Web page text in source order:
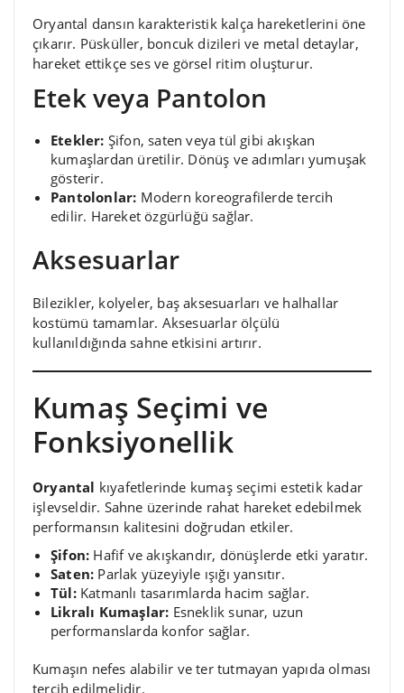
Oryantal dansın karakteristik kalça hareketlerini öne
çıkarır. Püsküller, boncuk dizileri ve metal detaylar,
hareket ettikçe ses ve görsel ritim oluşturur.
Etek veya Pantolon
Etekler: Şifon, saten veya tül gibi akışkan
kumaşlardan üretilir. Dönüş ve adımları yumuşak
gösterir.
Pantolonlar: Modern koreografilerde tercih
edilir. Hareket özgürlüğü sağlar.
Aksesuarlar
Bilezikler, kolyeler, baş aksesuarları ve halhallar
kostümü tamamlar. Aksesuarlar ölçülü
kullanıldığında sahne etkisini artırır.
Kumaş Seçimi ve
Fonksiyonellik
Oryantal kıyafetlerinde kumaş seçimi estetik kadar
işlevseldir. Sahne üzerinde rahat hareket edebilmek
performansın kalitesini doğrudan etkiler.
Şifon: Hafif ve akışkandır, dönüşlerde etki yaratır.
Saten: Parlak yüzeyiyle ışığı yansıtır.
Tül:Katmanlı tasarımlarda hacim sağlar.
Likralı Kumaşlar: Esneklik sunar, uzun
performanslarda konfor sağlar.
Kumaşın nefes alabilir ve ter tutmayan yapıda olması
tercih edilmelidir.